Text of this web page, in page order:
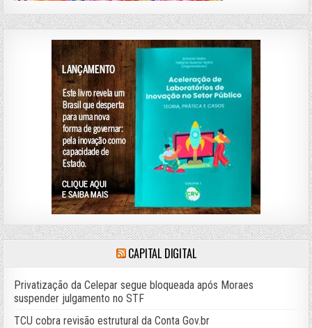
CAPITAL DIGITAL
Privatização da Celepar segue bloqueada após Moraes
suspender julgamento no STF
TCU cobra revisão estrutural da Conta Gov.br